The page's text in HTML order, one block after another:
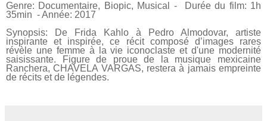
Genre: Documentaire, Biopic, Musical - Durée du film: 1h
35min - Année: 2017
Synopsis: De Frida Kahlo à Pedro Almodovar, artiste
inspirante et inspirée, ce récit composé d’images rares
révèle une femme à la vie iconoclaste et d'une modernité
saisissante. Figure de proue de la musique mexicaine
Ranchera, CHAVELA VARGAS, restera à jamais empreinte
de récits et de légendes.